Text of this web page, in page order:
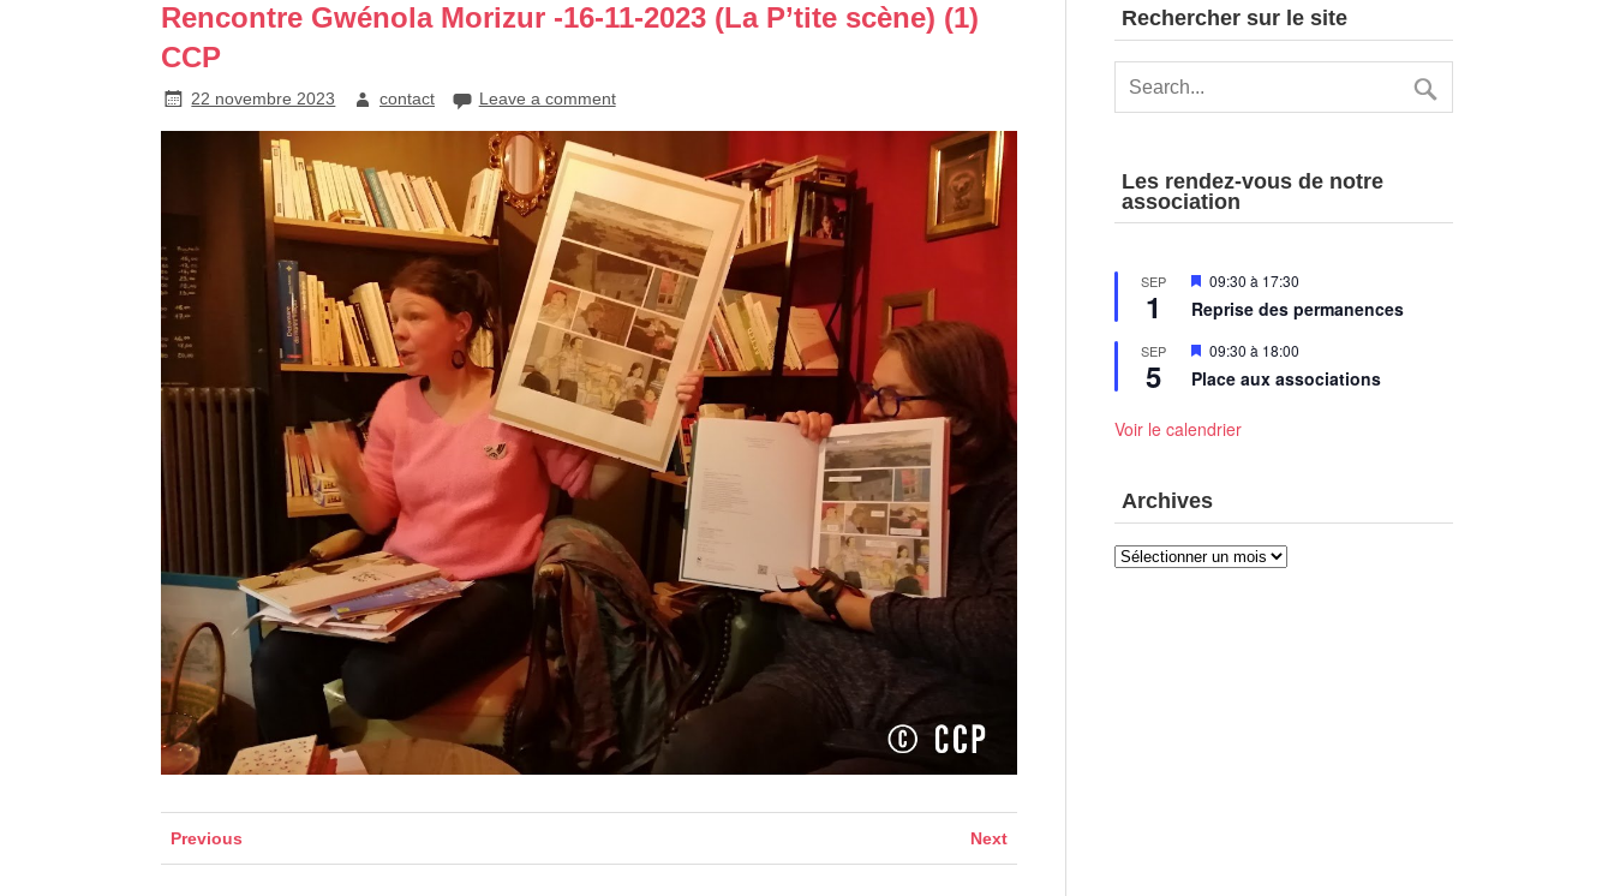
Rencontre Gwénola Morizur -16-11-2023 (La P’tite scène) (1)
CCP
22 novembre 2023 contact Leave a comment
Previous Next
Rechercher sur le site
Les rendez-vous de notre
association
SEP
1
Mis
avant
09:30 à 17:30
Reprise des permanences
SEP
5
Mis
avant
09:30 à 18:00
Place aux associations
Voir le calendrier
Archives
Archives